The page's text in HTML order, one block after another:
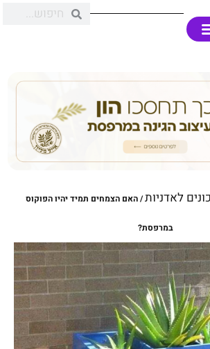
לאדניות/ האם הצמחים תמיד יהיו הפוקוס
במרפסת?